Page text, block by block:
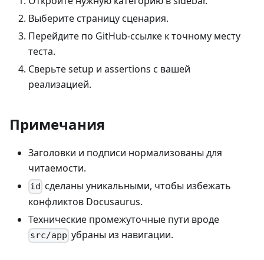
Выберите страницу сценария.
Перейдите по GitHub-ссылке к точному месту
теста.
Сверьте setup и assertions с вашей
реализацией.
Примечания
Заголовки и подписи нормализованы для
читаемости.
id сделаны уникальными, чтобы избежать
конфликтов Docusaurus.
Технические промежуточные пути вроде
src/app убраны из навигации.